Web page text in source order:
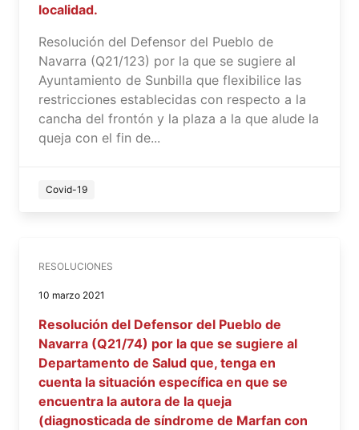
localidad.
Resolución del Defensor del Pueblo de
Navarra (Q21/123) por la que se sugiere al
Ayuntamiento de Sunbilla que flexibilice las
restricciones establecidas con respecto a la
cancha del frontón y la plaza a la que alude la
queja con el fin de...
Covid-19
RESOLUCIONES
10 marzo 2021
Resolución del Defensor del Pueblo de
Navarra (Q21/74) por la que se sugiere al
Departamento de Salud que, tenga en
cuenta la situación específica en que se
encuentra la autora de la queja
(diagnosticada de síndrome de Marfan con